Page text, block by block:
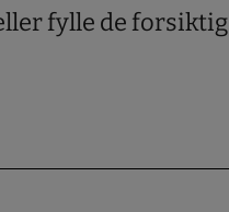
fylle de